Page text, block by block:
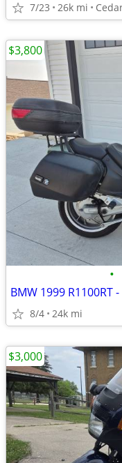
7/23 26k mi
•
BMW 1999 R1100RT
8/4 24k mi
$3,800
$3,000